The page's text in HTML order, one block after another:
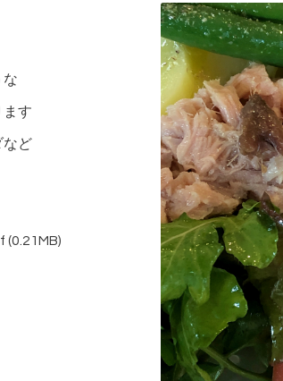
な
ます
など
(0.21MB)